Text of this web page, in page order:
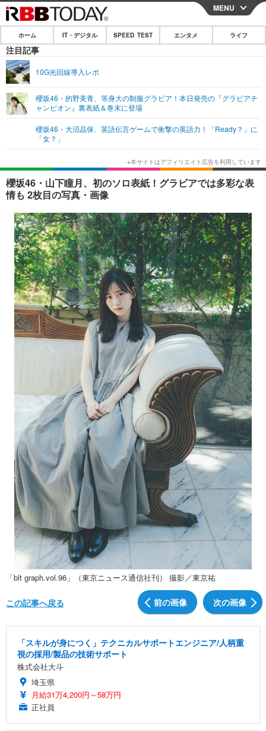
CLOSE
ホーム
IT・デジタル
ネタ
ショッピング その他
エンタメ
エンタメTOP
韓国・芸能
音楽 スポーツ
ショッピング その他
ライフTOP グルメ
ペット ショッピング
その他
リリース一覧
プッシュ通知の停止方法
MENU
ホーム IT・デジタル SPEED TEST エンタメ ライフ
注目記事
10G光回線導入レポ
櫻坂46・的野美青、等身大の制服グラビア！本日発売の『グラビアチ
ャンピオン』裏表紙＆巻末に登場
櫻坂46・大沼晶保、英語伝言ゲームで衝撃の英語力！「Ready？」に
「女？」
櫻坂46・山下瞳月、初のソロ表紙！グラビアでは多彩な表
情も 2枚目の写真・画像
「blt graph.vol.96」（東京ニュース通信社刊） 撮影／東京祐
前の画像 次の画像
この記事へ戻る
「スキルが身につく」テクニカルサポートエンジニア/人柄重
視の採用/製品の技術サポート
株式会社大斗
埼玉県
月給31万4,200円～58万円
正社員